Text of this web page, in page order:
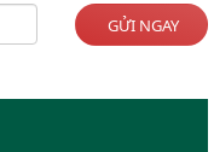
GỬI NGAY